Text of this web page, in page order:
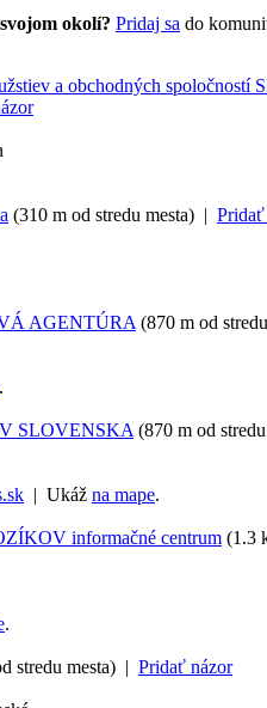
okolí? Pridaj sa do
a obchodných spoločností
(310 m od stredu mesta) | Pridať
AGENTÚRA (870 m od
.
SLOVENSKA (870 m od
| Ukáž na mape.
informačné centrum (1.3
.
stredu mesta) | Pridať názor